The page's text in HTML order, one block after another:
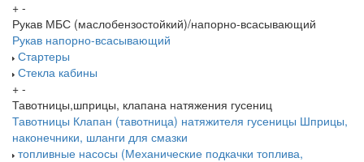
+ -
Рукав МБС (маслобензостойкий)/напорно-всасывающий
Рукав напорно-всасывающий
Стартеры
Стекла кабины
+ -
Тавотницы,шприцы, клапана натяжения гусениц
Тавотницы Клапан (тавотница) натяжителя гусеницы Шприцы,
наконечники, шланги для смазки
топливные насосы (Механические подкачки топлива,